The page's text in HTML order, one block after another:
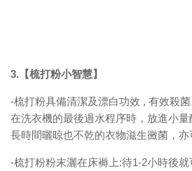
3.【梳打粉小智慧】
-梳打粉具備清潔及漂白功效 , 有效殺
在洗衣機的最後過水程序時，放進小
長時間曬晾也不乾的衣物滋生黴菌，亦
-梳打粉粉末灑在床褥上:待1-2小時後